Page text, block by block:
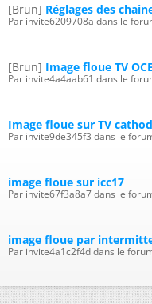
[Brun] Réglages des
Par invite6209708a dans le
[Brun] Image floue TV
Par invite4a4aab61 dans le
Image floue sur TV
Par invite9de345f3 dans le
image floue sur icc17
Par invite67f3a8a7 dans le
image floue par
Par invite4a1c2f4d dans le